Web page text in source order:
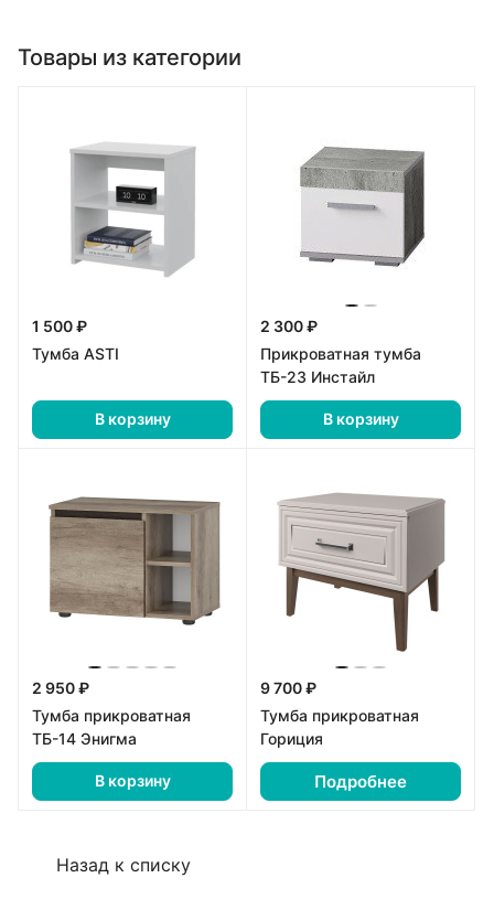
Товары из категории
1 500 ₽
Тумба ASTI
В корзину
2 300 ₽
Прикроватная тумба
ТБ-23 Инстайл
В корзину
2 950 ₽
Тумба прикроватная
ТБ-14 Энигма
В корзину
9 700 ₽
Тумба прикроватная
Гориция
Подробнее
Назад к списку